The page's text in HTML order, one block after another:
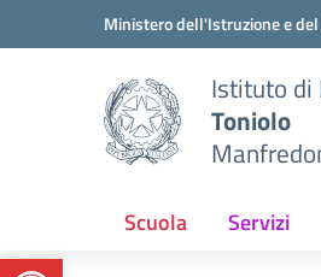
Vai ai contenuti
Vai al menu di navigazione
Ministero dell'Istruzione e
Istituto di
Toniolo
Scuola Servizi